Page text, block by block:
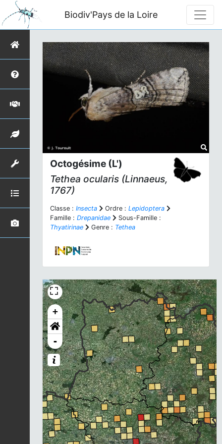
Biodiv'Pays de la Loire
Octogésime (L')
Tethea ocularis (Linnaeus,
1767)
Classe : Insecta Ordre : Lepidoptera
Famille : Drepanidae
Sous-Famille :
Thyatirinae
Genre : Tethea
+
-